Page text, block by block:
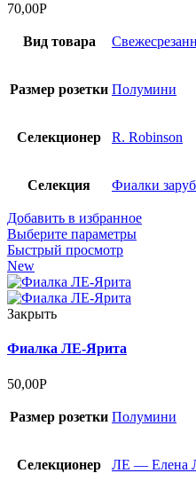
70,00Р
Вид товара
Размер розетки Полумини
Селекционер R. Robinson
Селекция Фиалки
Добавить в избранное
Выберите параметры
Быстрый просмотр
New
Закрыть
Фиалка ЛЕ-Ярита
50,00Р
Размер розетки Полумини
Селекционер ЛЕ — Елена